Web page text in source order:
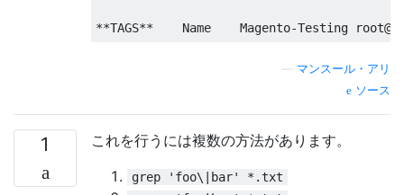
**TAGS**    Name    Magento-Testing
マンスール・アリ
ソース
1 これを行うには複数の方法があります。
grep 'foo\|bar' *.txt